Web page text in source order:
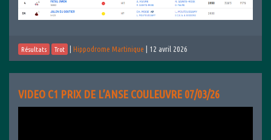
Résultats Trot | Hippodrome Martinique | 12 avril 2026
VIDEO C1 PRIX DE L’ANSE COULEUVRE 07/03/26